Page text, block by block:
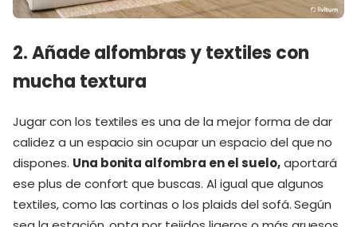
2. Añade alfombras y textiles con
mucha textura
Jugar con los textiles es una de la mejor forma de dar
calidez a un espacio sin ocupar un espacio del que no
dispones. Una bonita alfombra en el suelo,aportará
ese plus de confort que buscas. Al igual que algunos
textiles, como las cortinas o los plaids del sofá. Según